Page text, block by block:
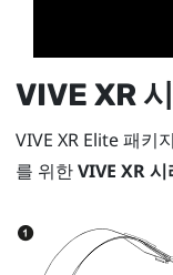
VIVE XR
VIVE XR Elite패키
를 위한VIVE XR